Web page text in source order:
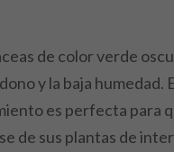
de color verde
y la baja humedad.
es perfecta para
de sus plantas de